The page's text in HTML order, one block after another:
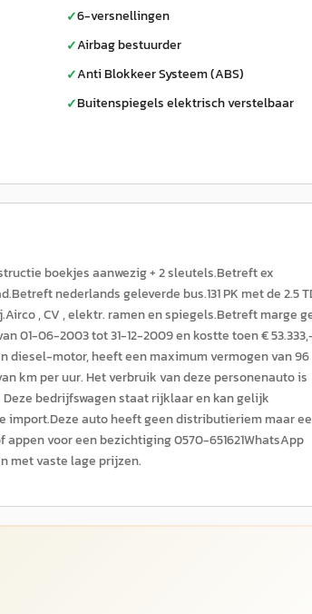
✓6-versnellingen
✓Airbag bestuurder
✓Anti Blokkeer Systeem (ABS)
✓Buitenspiegels elektrisch verstelbaar
boekjes aanwezig + 2 sleutels.Betreft ex
nederlands geleverde bus.131 PK met de 2.5
, CV , elektr. ramen en spiegels.Betreft marge
01-06-2003 tot 31-12-2009 en kostte toen €
diesel-motor, heeft een maximum vermogen van 96
km per uur. Het verbruik van deze personenauto is
Deze bedrijfswagen staat rijklaar en kan gelijk
import.Deze auto heeft geen distributieriem maar
voor een bezichtiging 0570-651621WhatsApp
met vaste lage prijzen.